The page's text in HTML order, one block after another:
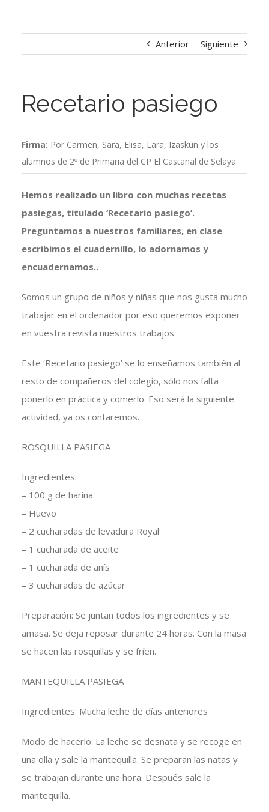
Anterior Siguiente
Recetario pasiego
Firma: Por Carmen, Sara, Elisa, Lara, Izaskun y los
alumnos de 2º de Primaria del CP El Castañal de Selaya.
Hemos realizado un libro con muchas recetas
pasiegas, titulado ‘Recetario pasiego’.
Preguntamos a nuestros familiares, en clase
escribimos el cuadernillo, lo adornamos y
encuadernamos..
Somos un grupo de niños y niñas que nos gusta mucho
trabajar en el ordenador por eso queremos exponer
en vuestra revista nuestros trabajos.
Este ‘Recetario pasiego’ se lo enseñamos también al
resto de compañeros del colegio, sólo nos falta
ponerlo en práctica y comerlo. Eso será la siguiente
actividad, ya os contaremos.
ROSQUILLA PASIEGA
Ingredientes:
– 100 g de harina
– Huevo
– 2 cucharadas de levadura Royal
– 1 cucharada de aceite
– 1 cucharada de anís
– 3 cucharadas de azúcar
Preparación: Se juntan todos los ingredientes y se
amasa. Se deja reposar durante 24 horas. Con la masa
se hacen las rosquillas y se fríen.
MANTEQUILLA PASIEGA
Ingredientes: Mucha leche de días anteriores
Modo de hacerlo: La leche se desnata y se recoge en
una olla y sale la mantequilla. Se preparan las natas y
se trabajan durante una hora. Después sale la
mantequilla.